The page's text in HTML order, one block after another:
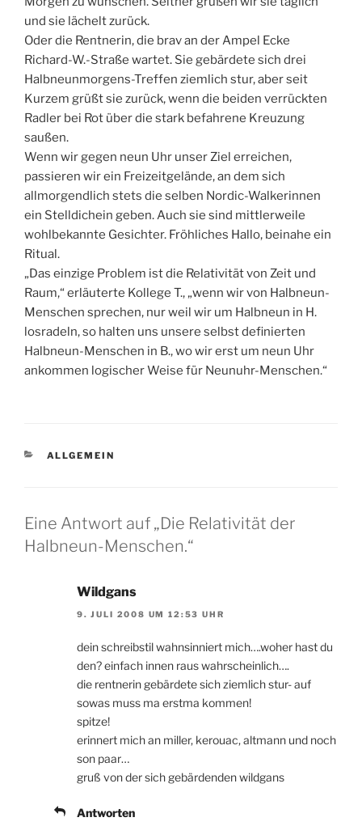
und sie lächelt zurück.
Oder die Rentnerin, die brav an der Ampel Ecke
Richard-W.-Straße wartet. Sie gebärdete sich drei
Halbneunmorgens-Treffen ziemlich stur, aber seit
Kurzem grüßt sie zurück, wenn die beiden verrückten
Radler bei Rot über die stark befahrene Kreuzung
saußen.
Wenn wir gegen neun Uhr unser Ziel erreichen,
passieren wir ein Freizeitgelände, an dem sich
allmorgendlich stets die selben Nordic-Walkerinnen
ein Stelldichein geben. Auch sie sind mittlerweile
wohlbekannte Gesichter. Fröhliches Hallo, beinahe ein
Ritual.
„Das einzige Problem ist die Relativität von Zeit und
Raum,“ erläuterte Kollege T., „wenn wir von Halbneun-
Menschen sprechen, nur weil wir um Halbneun in H.
losradeln, so halten uns unsere selbst definierten
Halbneun-Menschen in B., wo wir erst um neun Uhr
ankommen logischer Weise für Neunuhr-Menschen.“
KATEGORIEN
ALLGEMEIN
Eine Antwort auf „Die Relativität der
Halbneun-Menschen.“
Wildgans
9. JULI 2008 UM 12:53 UHR
dein schreibstil wahnsinniert mich….woher hast du
den? einfach innen raus wahrscheinlich….
die rentnerin gebärdete sich ziemlich stur- auf
sowas muss ma erstma kommen!
spitze!
erinnert mich an miller, kerouac, altmann und noch
son paar…
gruß von der sich gebärdenden wildgans
Antworten